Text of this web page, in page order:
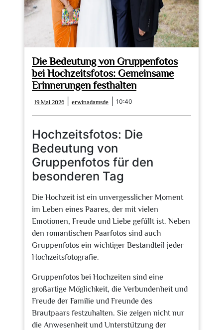
Die Bedeutung von Gruppenfotos
bei Hochzeitsfotos: Gemeinsame
Erinnerungen festhalten
19 Mai 2026
Mai
2026
erwinadamsde erwinadamsde
10:40
Hochzeitsfotos: Die
Bedeutung von
Gruppenfotos für den
besonderen Tag
Die Hochzeit ist ein unvergesslicher Moment
im Leben eines Paares, der mit vielen
Emotionen, Freude und Liebe gefüllt ist. Neben
den romantischen Paarfotos sind auch
Gruppenfotos ein wichtiger Bestandteil jeder
Hochzeitsfotografie.
Gruppenfotos bei Hochzeiten sind eine
großartige Möglichkeit, die Verbundenheit und
Freude der Familie und Freunde des
Brautpaars festzuhalten. Sie zeigen nicht nur
die Anwesenheit und Unterstützung der